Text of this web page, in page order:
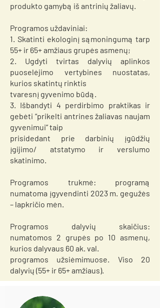
produkto gamybą iš antrinių žaliavų.
Programos uždaviniai:
1. Skatinti ekologinį sąmoningumą tarp
55+ ir 65+ amžiaus grupės asmenų;
2. Ugdyti tvirtas dalyvių aplinkos
puoselėjimo vertybines nuostatas,
kurios skatintų rinktis
tvaresnį gyvenimo būdą.
3. Išbandyti 4 perdirbimo praktikas ir
gebėti “prikelti antrines žaliavas naujam
gyvenimui” taip
prisidedant prie darbinių įgūdžių
įgijimo/ atstatymo ir verslumo
skatinimo.
Programos trukmė: programą
numatoma įgyvendinti 2023 m. gegužės
– lapkričio mėn.
Programos dalyvių skaičius:
numatomos 2 grupės po 10 asmenų,
kurios dalyvaus 60 ak. val.
programos užsiėmimuose. Viso 20
dalyvių (55+ ir 65+ amžiaus).